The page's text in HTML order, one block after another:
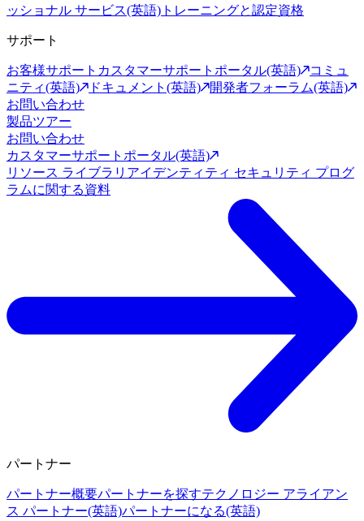
ッショナル サービス(英語) トレーニングと認定資格
サポート
お客様サポート カスタマーサポートポータル(英語)
コミュ
ニティ(英語)
ドキュメント(英語)
開発者フォーラム(英語)
お問い合わせ
製品ツアー
お問い合わせ
カスタマーサポートポータル(英語)
リソース ライブラリ アイデンティティ セキュリティ プログ
ラムに関する資料
パートナー
パートナー概要パートナーを探すテクノロジー アライアン
ス パートナー(英語)パートナーになる(英語)